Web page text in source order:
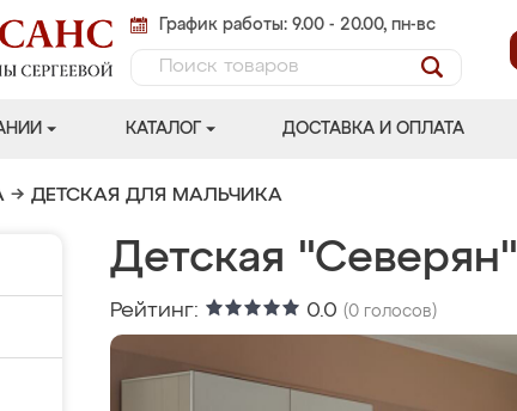
График работы: 9.00 - 20.00, пн-вс
КАТАЛОГ ДОСТАВКА И ОПЛАТА
→ ДЕТСКАЯ ДЛЯ МАЛЬЧИКА
Детская "Северян"
Рейтинг: 0.0 (0 голосов)